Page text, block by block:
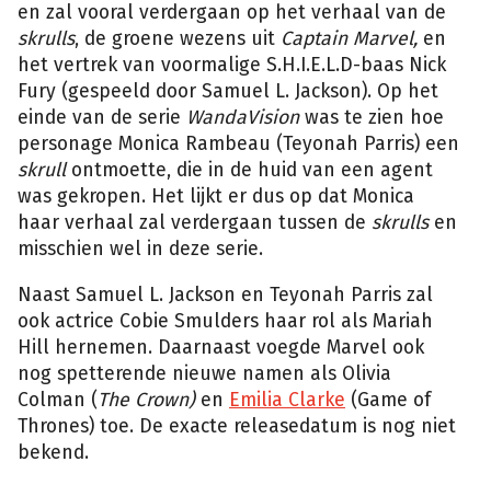
en zal vooral verdergaan op het verhaal van de
skrulls, de groene wezens uit Captain Marvel, en
het vertrek van voormalige S.H.I.E.L.D-baas Nick
Fury (gespeeld door Samuel L. Jackson). Op het
einde van de serie WandaVisionwas te zien hoe
personage Monica Rambeau (Teyonah Parris) een
skrullontmoette, die in de huid van een agent
was gekropen. Het lijkt er dus op dat Monica
haar verhaal zal verdergaan tussen de skrullsen
misschien wel in deze serie.
Naast Samuel L. Jackson en Teyonah Parris zal
ook actrice Cobie Smulders haar rol als Mariah
Hill hernemen. Daarnaast voegde Marvel ook
nog spetterende nieuwe namen als Olivia
Colman (The Crown)en Emilia Clarke (Game of
Thrones) toe. De exacte releasedatum is nog niet
bekend.